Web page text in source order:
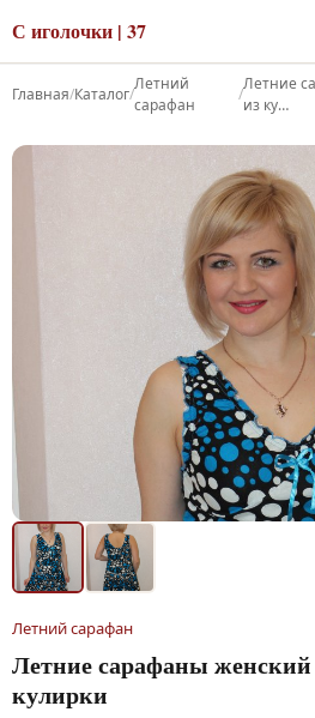
С иголочки | 37
Главная/Каталог/
Летний
сарафан
/
Летние
из ку…
Летний сарафан
Летние сарафаны
кулирки